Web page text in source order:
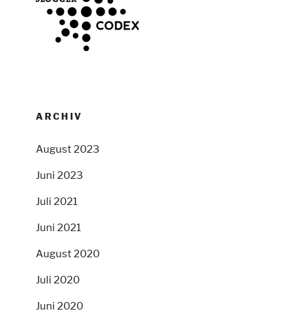
ARCHIV
August 2023
Juni 2023
Juli 2021
Juni 2021
August 2020
Juli 2020
Juni 2020